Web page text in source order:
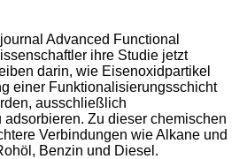
Advanced Functional
ihre Studie jetzt
darin, wie Eisenoxidpartikel
einer Funktionalisierungsschicht
ausschließlich
adsorbieren. Zu dieser chemischen
Verbindungen wie Alkane und
Benzin und Diesel.